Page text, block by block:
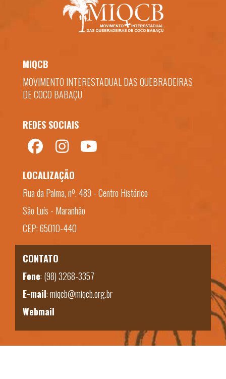
MIQCB
MOVIMENTO INTERESTADUAL DAS QUEBRADEIRAS
DE COCO BABAÇU
REDES SOCIAIS
LOCALIZAÇÃO
Rua da Palma, nº. 489 - Centro Histórico
São Luís - Maranhão
CEP: 65010-440
CONTATO
Fone: (98) 3268-3357
E-mail:miqcb@miqcb.org.br
Webmail